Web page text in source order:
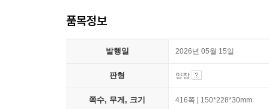
품목정보
발행일 2026년 05월 15일
판형 양장
쪽수, 무게, 크기 416쪽 | 150*228*30mm